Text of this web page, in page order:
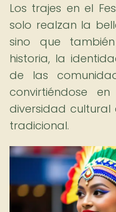
Los trajes en el
solo realzan la
sino que
historia, la
de las
convirtiéndose
diversidad
tradicional.